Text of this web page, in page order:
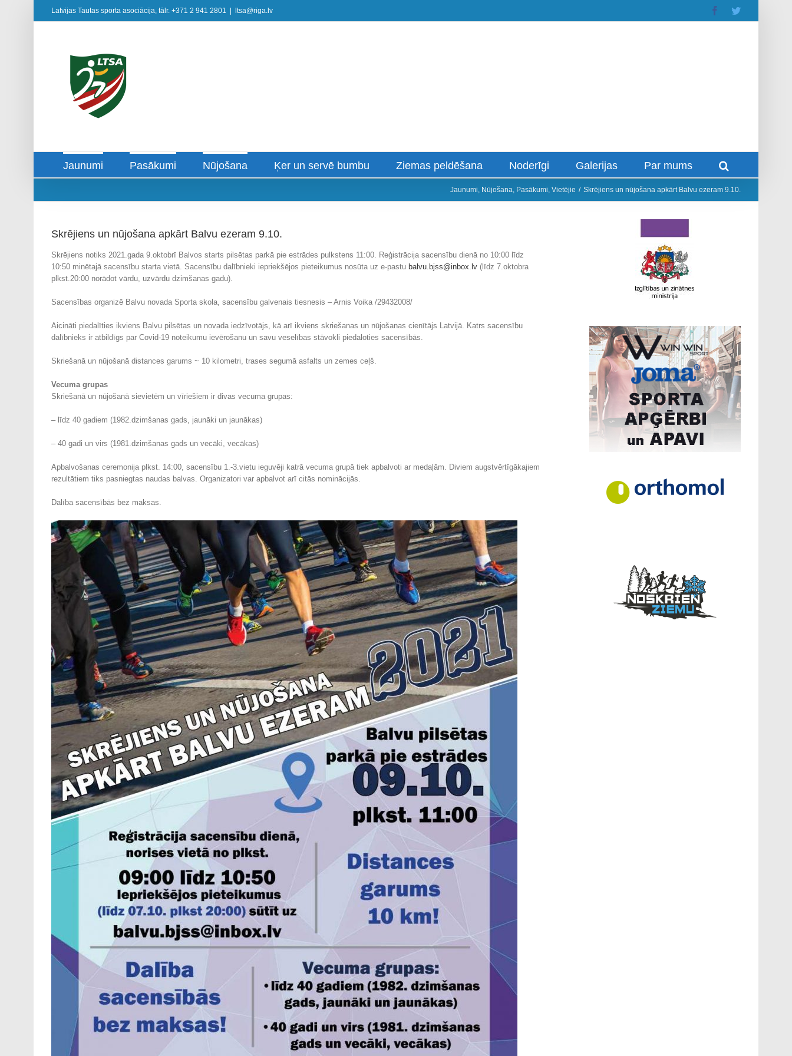
Latvijas Tautas sporta asociācija, tālr. +371 2 941 2801 ltsa@riga.lv Facebook
Jaunumi Pasākumi Nūjošana Ķer un servē bumbu Ziemas peldēšana Noderīgi Galerijas Par mums
Jaunumi, Nūjošana, Pasākumi, Vietējie / Skrējiens un nūjošana apkārt Balvu ezeram 9.10.
Skrējiens un nūjošana apkārt Balvu ezeram 9.10.
Skrējiens notiks 2021.gada 9.oktobrī Balvos starts pilsētas parkā pie estrādes pulkstens 11:00. Reģistrācija sacensību dienā no 10:00 līdz
10:50 minētajā sacensību starta vietā. Sacensību dalībnieki iepriekšējos pieteikumus nosūta uz e-pastu balvu.bjss@inbox.lv (līdz 7.oktobra
plkst.20:00 norādot vārdu, uzvārdu dzimšanas gadu).
Sacensības organizē Balvu novada Sporta skola, sacensību galvenais tiesnesis – Arnis Voika /29432008/
Aicināti piedalīties ikviens Balvu pilsētas un novada iedzīvotājs, kā arī ikviens skriešanas un nūjošanas cienītājs Latvijā. Katrs sacensību
dalībnieks ir atbildīgs par Covid-19 noteikumu ievērošanu un savu veselības stāvokli piedaloties sacensībās.
Skriešanā un nūjošanā distances garums ~ 10 kilometri, trases segumā asfalts un zemes ceļš.
Vecuma grupas
Skriešanā un nūjošanā sievietēm un vīriešiem ir divas vecuma grupas:
– līdz 40 gadiem (1982.dzimšanas gads, jaunāki un jaunākas)
– 40 gadi un virs (1981.dzimšanas gads un vecāki, vecākas)
Apbalvošanas ceremonija plkst. 14:00, sacensību 1.-3.vietu ieguvēji katrā vecuma grupā tiek apbalvoti ar medaļām. Diviem augstvērtīgākajiem
rezultātiem tiks pasniegtas naudas balvas. Organizatori var apbalvot arī citās nominācijās.
Dalība sacensībās bez maksas.